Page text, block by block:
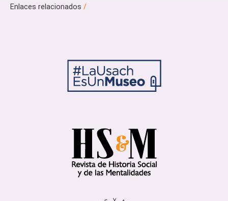
Enlaces relacionados /